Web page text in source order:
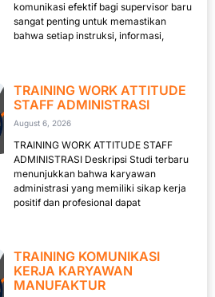
komunikasi efektif bagi supervisor baru
sangat penting untuk memastikan
bahwa setiap instruksi, informasi,
TRAINING WORK ATTITUDE
STAFF ADMINISTRASI
August 6, 2026
TRAINING WORK ATTITUDE STAFF
ADMINISTRASI Deskripsi Studi terbaru
menunjukkan bahwa karyawan
administrasi yang memiliki sikap kerja
positif dan profesional dapat
TRAINING KOMUNIKASI
KERJA KARYAWAN
MANUFAKTUR